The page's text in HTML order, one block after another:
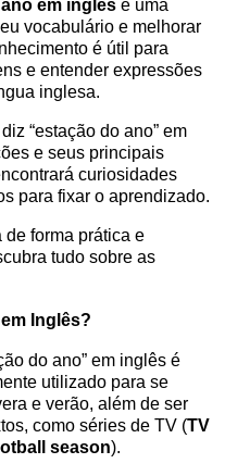
em inglês é uma
vocabulário e melhorar
é útil para
e entender expressões
inglesa.
“estação do ano” em
e seus principais
curiosidades
para fixar o aprendizado.
de forma prática e
tudo sobre as
Inglês?
do ano” em inglês é
utilizado para se
e verão, além de ser
como séries de TV (TV
season).